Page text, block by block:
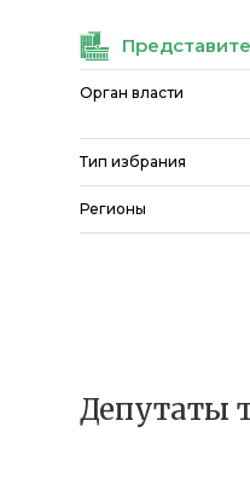
Орган власти
Тип избрания
Регионы
Депутаты